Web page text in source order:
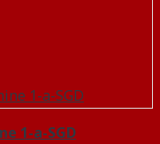
1-a-SGD